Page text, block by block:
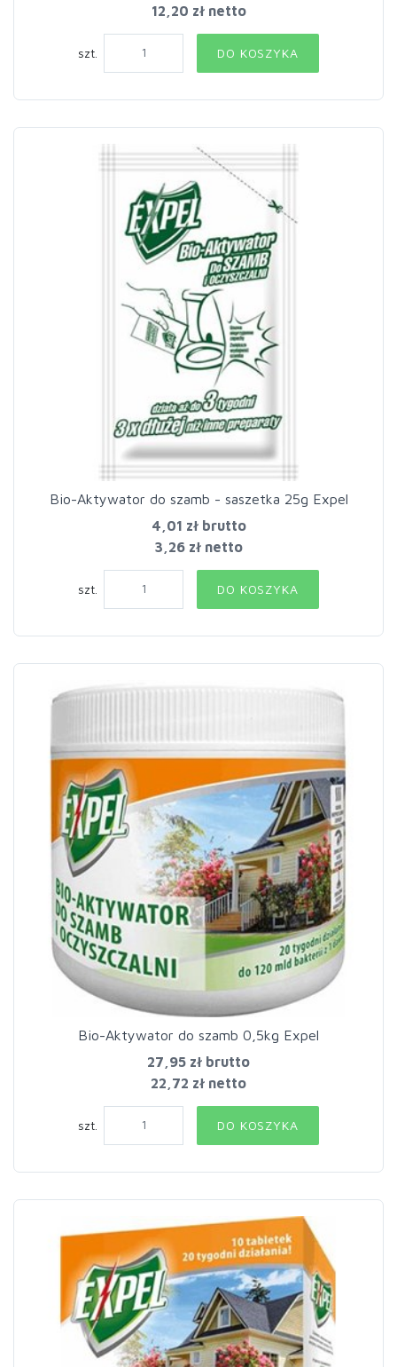
12,20 zł netto
szt. DO KOSZYKA
Bio-Aktywator do szamb - saszetka 25g Expel
4,01 złbrutto
3,26 zł netto
szt. DO KOSZYKA
Bio-Aktywator do szamb 0,5kg Expel
27,95 zł brutto
22,72 zł netto
szt. DO KOSZYKA